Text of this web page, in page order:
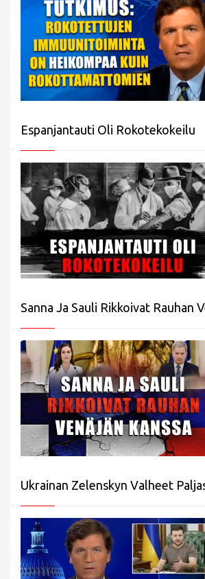
Espanjantauti Oli Rokotekokeilu
Sanna Ja Sauli Rikkoivat Rauhan
Ukrainan Zelenskyn Valheet